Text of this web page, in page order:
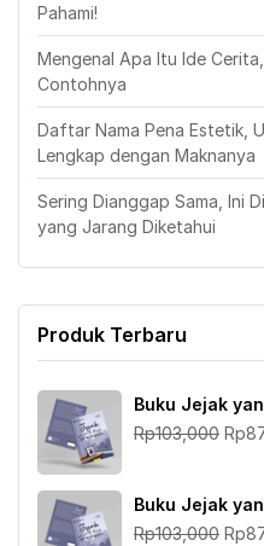
Pahami!
Mengenal Apa Itu Ide
Contohnya
Daftar Nama Pena Estetik,
Lengkap dengan Maknanya
Sering Dianggap Sama, Ini
yang Jarang Diketahui
Produk Terbaru
Buku Jejak
Rp103,000 Rp
Buku Jejak
Rp103,000 Rp